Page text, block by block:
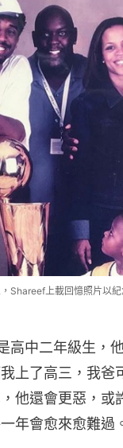
Shareef上載回憶照片以紀
高中二年級生，
上了高三，我爸
他還會更惡，或
年會愈來愈難過